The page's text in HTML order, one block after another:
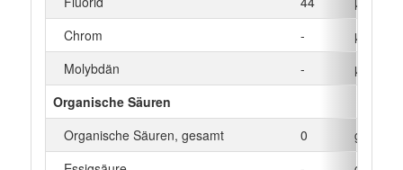
Chrom
-
µg
Molybdän
-
µg
Organische Säuren
Organische Säuren, gesamt
0
g